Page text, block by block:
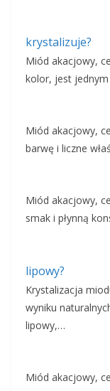
krystalizuje?
Miód akacjowy,
kolor, jest
Miód akacjowy,
barwę i liczne
Miód akacjowy,
smak i płynną
lipowy?
Krystalizacja
wyniku
lipowy,…
Miód akacjowy,